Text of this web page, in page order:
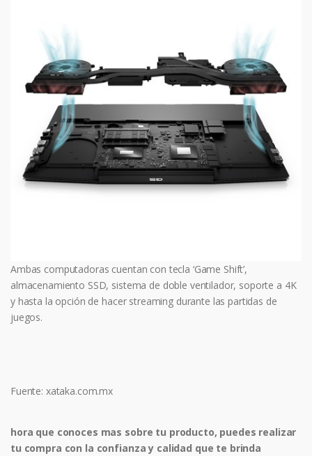
Ambas computadoras cuentan con tecla ‘Game Shift’,
almacenamiento SSD, sistema de doble ventilador, soporte a 4K
y hasta la opción de hacer streaming durante las partidas de
juegos.
Fuente: xataka.com.mx
hora que conoces mas sobre tu producto, puedes realizar
tu compra con la confianza y calidad que te brinda